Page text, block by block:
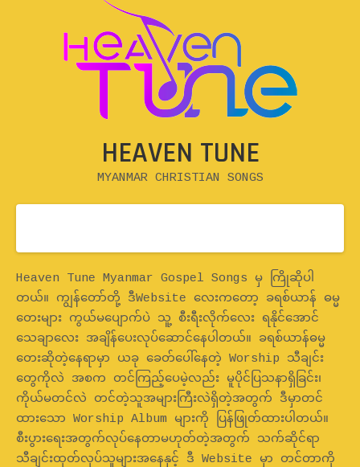
HEAVEN TUNE
MYANMAR CHRISTIAN SONGS
Home
Heaven Tune Myanmar Gospel Songs မှ ကြိုဆိုပါ
တယ်။ ကျွန်တော်တို့ ဒီWebsite လေးကတော့ ခရစ်ယာန် ဓမ္မ
တေးများ ကွယ်မပျောက်ပဲ သူ့ စီးရီးလိုက်လေး ရနိုင်အောင်
သေချာလေး အချိန်ပေးလုပ်ဆောင်နေပါတယ်။ ခရစ်ယာန်ဓမ္မ
တေးဆိုတဲ့နေရာမှာ ယခု ခေတ်ပေါ်နေတဲ့ Worship သီချင်း
တွေကိုလဲ အစက တင်ကြည့်ပေမဲ့လည်း မူပိုင်ပြသနာရှိခြင်း၊
ကိုယ်မတင်လဲ တင်တဲ့သူအများကြီးလဲရှိတဲ့အတွက် ဒီမှာတင်
ထားသော Worship Album များကို ပြန်ဖြုတ်ထားပါတယ်။
စီးပွားရေးအတွက်လုပ်နေတာမဟုတ်တဲ့အတွက် သက်ဆိုင်ရာ
သီချင်းထုတ်လုပ်သူများအနေနှင့် ဒီ Website မှာ တင်တာကို